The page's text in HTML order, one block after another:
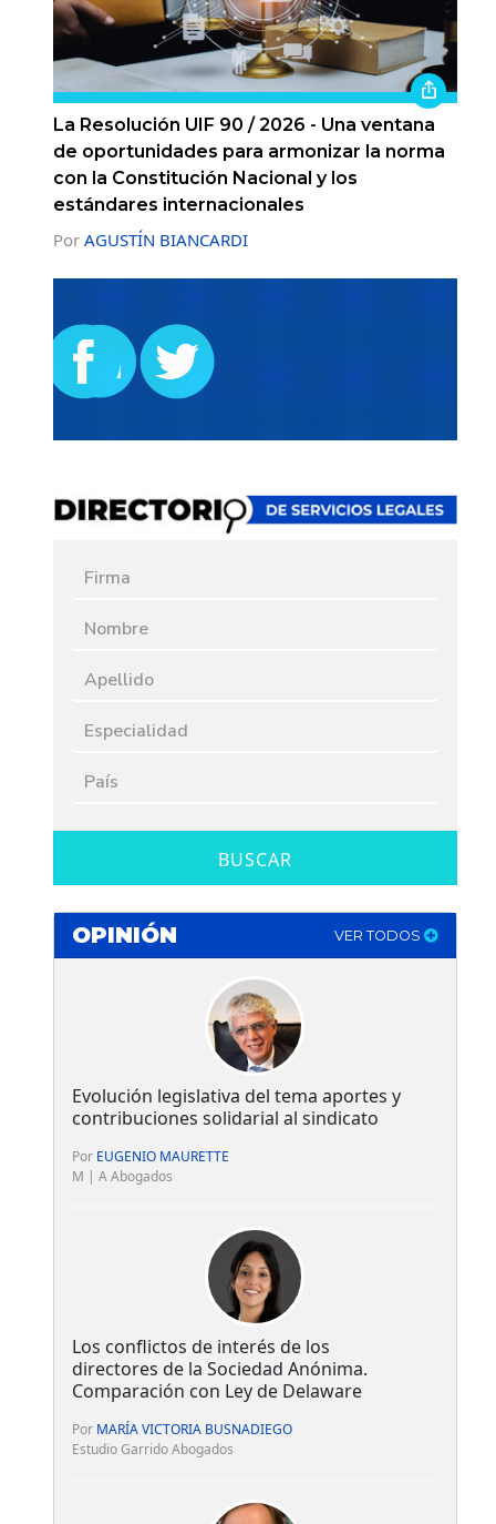
La Resolución UIF 90 / 2026 - Una ventana
de oportunidades para armonizar la norma
con la Constitución Nacional y los
estándares internacionales
Por AGUSTÍN BIANCARDI
BUSCAR
OPINIÓN VER TODOS
Evolución legislativa del tema aportes y
contribuciones solidarial al sindicato
Por EUGENIO MAURETTE
M | A Abogados
Los conflictos de interés de los
directores de la Sociedad Anónima.
Comparación con Ley de Delaware
Por MARÍA VICTORIA BUSNADIEGO
Estudio Garrido Abogados